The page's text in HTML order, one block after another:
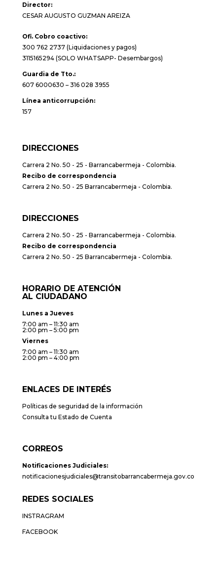
Director:
CESAR AUGUSTO GUZMAN AREIZA
Ofi. Cobro coactivo:
300 762 2737 (Liquidaciones y pagos)
3115165294 (SOLO WHATSAPP- Desembargos)
Guardia de Tto.:
607 6000630 – 316 028 3955
Línea anticorrupción:
157
DIRECCIONES
Carrera 2 No. 50 - 25 - Barrancabermeja - Colombia.
Recibo de correspondencia
Carrera 2 No. 50 - 25 Barrancabermeja - Colombia.
DIRECCIONES
Carrera 2 No. 50 - 25 - Barrancabermeja - Colombia.
Recibo de correspondencia
Carrera 2 No. 50 - 25 Barrancabermeja - Colombia.
HORARIO DE ATENCIÓN
AL CIUDADANO
Lunes a Jueves
7:00 am – 11:30 am
2:00 pm – 5:00 pm
Viernes
7:00 am – 11:30 am
2:00 pm – 4:00 pm
ENLACES DE INTERÉS
Políticas de seguridad de la información
Consulta tu Estado de Cuenta
CORREOS
Notificaciones Judiciales:
notificacionesjudiciales@transitobarrancabermeja.gov.co
REDES SOCIALES
INSTRAGRAM
FACEBOOK